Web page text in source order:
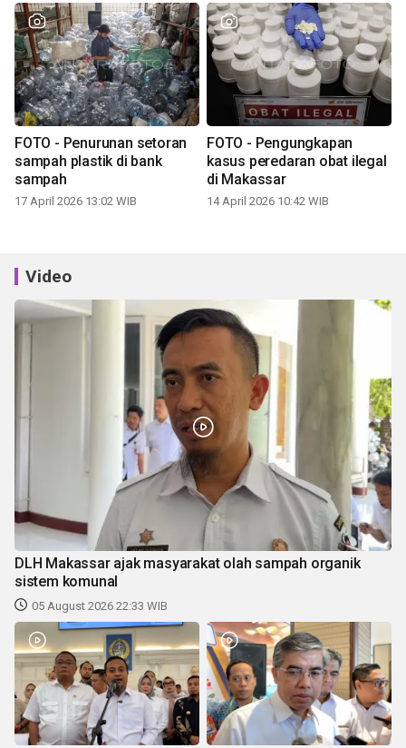
FOTO - Penurunan setoran
sampah plastik di bank
sampah
17 April 2026 13:02 WIB
FOTO - Pengungkapan
kasus peredaran obat ilegal
di Makassar
14 April 2026 10:42 WIB
Video
DLH Makassar ajak masyarakat olah sampah organik
sistem komunal
05 August 2026 22:33 WIB